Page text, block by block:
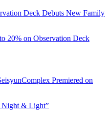
Deck Debuts New Family
20% on Observation Deck
Premiered on
& Light”